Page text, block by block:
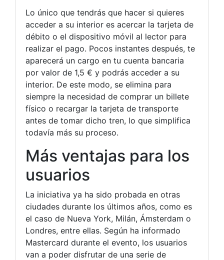
Lo único que tendrás que hacer si quieres
acceder a su interior es acercar la tarjeta de
débito o el dispositivo móvil al lector para
realizar el pago. Pocos instantes después, te
aparecerá un cargo en tu cuenta bancaria
por valor de 1,5 € y podrás acceder a su
interior. De este modo, se elimina para
siempre la necesidad de comprar un billete
físico o recargar la tarjeta de transporte
antes de tomar dicho tren, lo que simplifica
todavía más su proceso.
Más ventajas para los
usuarios
La iniciativa ya ha sido probada en otras
ciudades durante los últimos años, como es
el caso de Nueva York, Milán, Ámsterdam o
Londres, entre ellas. Según ha informado
Mastercard durante el evento, los usuarios
van a poder disfrutar de una serie de